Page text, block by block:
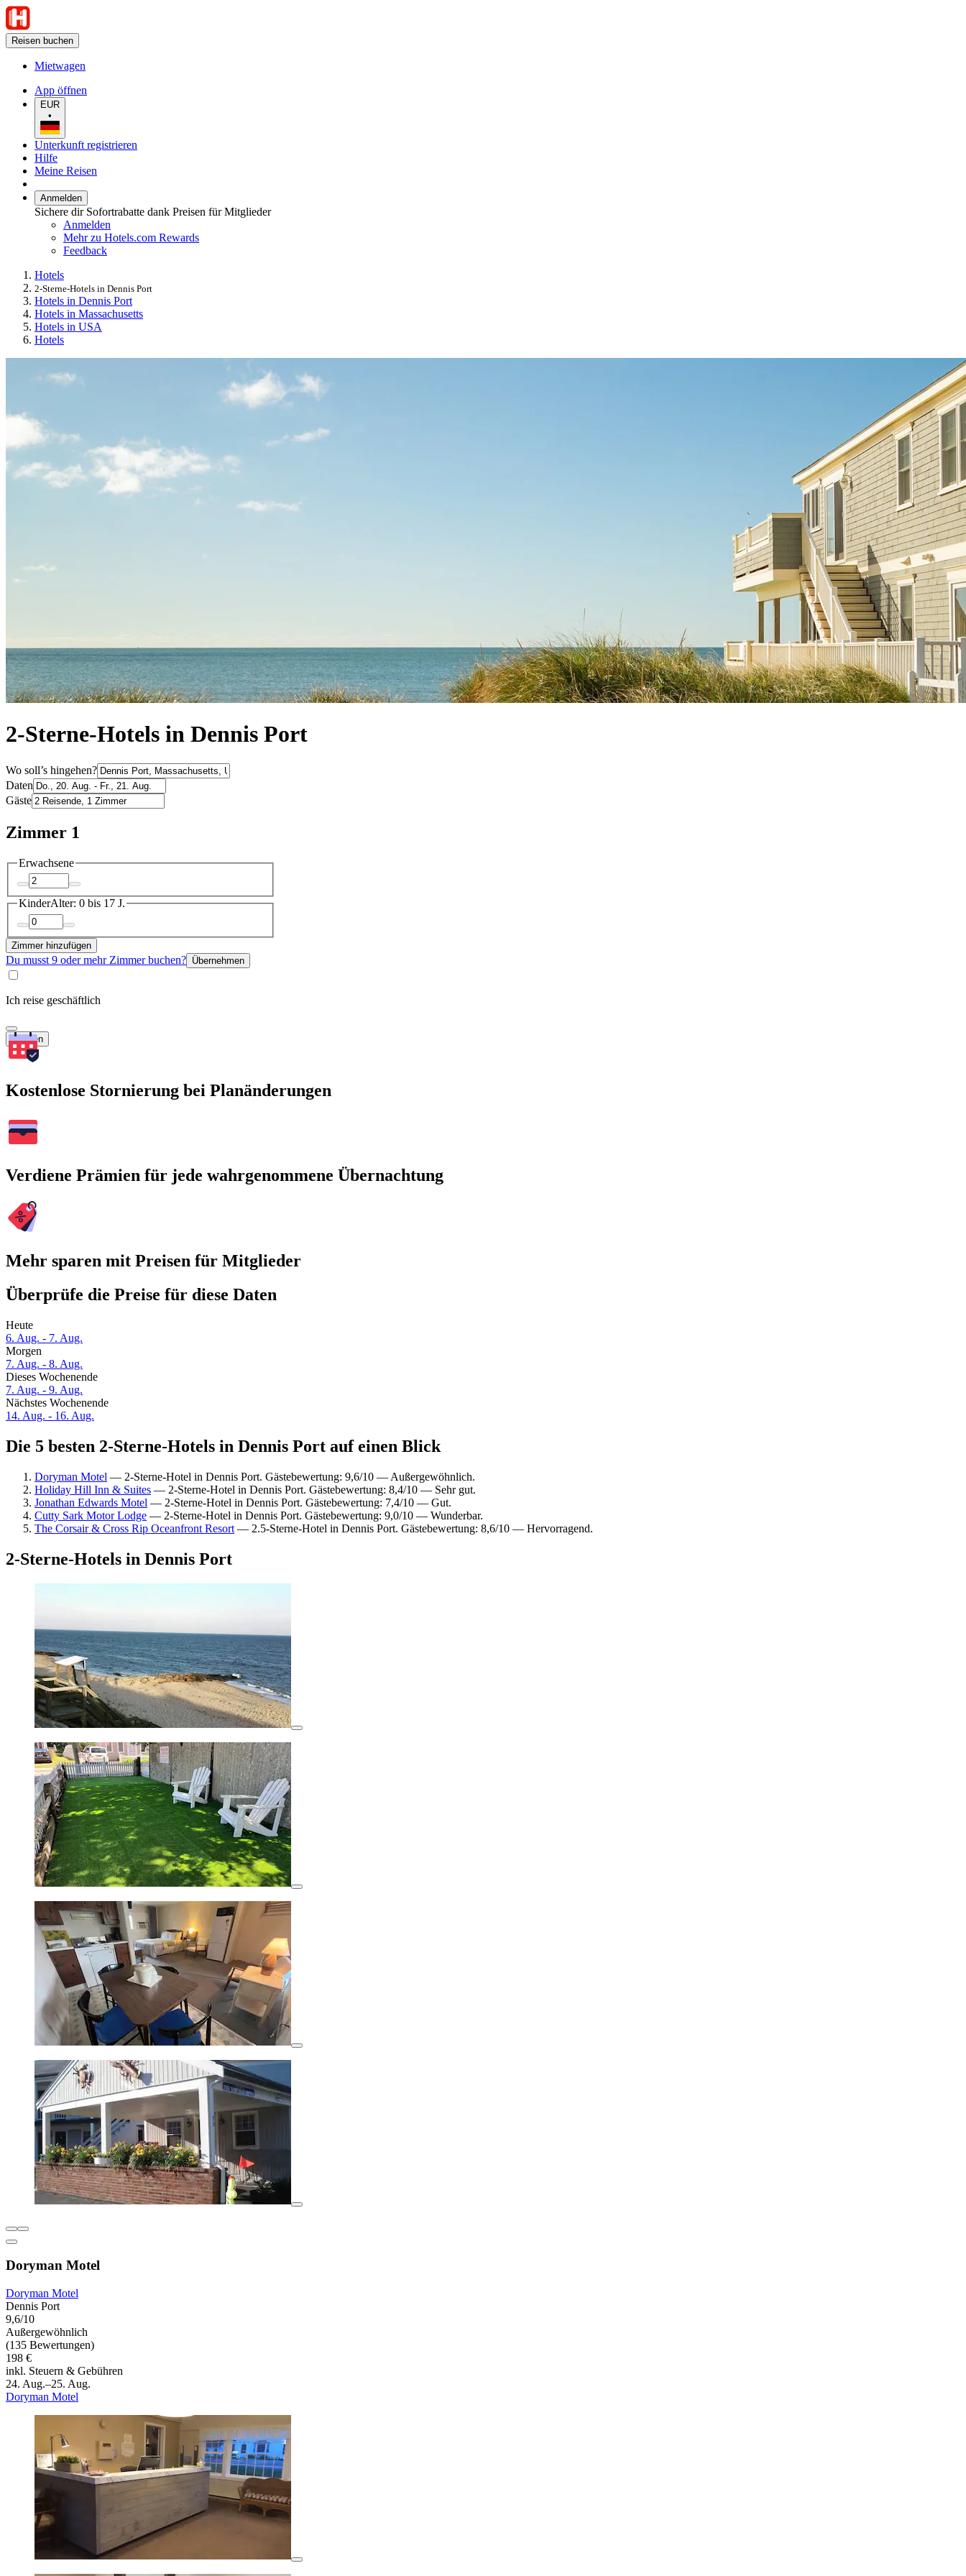
Reisen buchen
Mietwagen
App öffnen
EUR
•
Unterkunft registrieren
Hilfe
Meine Reisen
Anmelden
Sichere dir Sofortrabatte dank Preisen für Mitglieder
Anmelden
Mehr zu Hotels.com Rewards
Feedback
Hotels
2-Sterne-Hotels in Dennis Port
Hotels in Dennis Port
Hotels in Massachusetts
Hotels in USA
Hotels
2-Sterne-Hotels in Dennis Port
Wo soll’s hingehen?
Daten
Gäste
Zimmer 1
Erwachsene
KinderAlter: 0 bis 17 J.
Zimmer hinzufügen
Du musst 9 oder mehr Zimmer buchen? Übernehmen
Ich reise geschäftlich
Suchen
Kostenlose Stornierung bei Planänderungen
Verdiene Prämien für jede wahrgenommene Übernachtung
Mehr sparen mit Preisen für Mitglieder
Überprüfe die Preise für diese Daten
Heute
6. Aug. - 7. Aug.
Morgen
7. Aug. - 8. Aug.
Dieses Wochenende
7. Aug. - 9. Aug.
Nächstes Wochenende
14. Aug. - 16. Aug.
Die 5 besten 2-Sterne-Hotels in Dennis Port auf einen Blick
Doryman Motel — 2-Sterne-Hotel in Dennis Port. Gästebewertung: 9,6/10 — Außergewöhnlich.
Holiday Hill Inn & Suites — 2-Sterne-Hotel in Dennis Port. Gästebewertung: 8,4/10 — Sehr gut.
Jonathan Edwards Motel — 2-Sterne-Hotel in Dennis Port. Gästebewertung: 7,4/10 — Gut.
Cutty Sark Motor Lodge — 2-Sterne-Hotel in Dennis Port. Gästebewertung: 9,0/10 — Wunderbar.
The Corsair & Cross Rip Oceanfront Resort — 2.5-Sterne-Hotel in Dennis Port. Gästebewertung: 8,6/10 — Hervorragend.
2-Sterne-Hotels in Dennis Port
Doryman Motel
Doryman Motel
Dennis Port
9,6/10
Außergewöhnlich
(135 Bewertungen)
198 €
inkl. Steuern & Gebühren
24. Aug.–25. Aug.
Doryman Motel